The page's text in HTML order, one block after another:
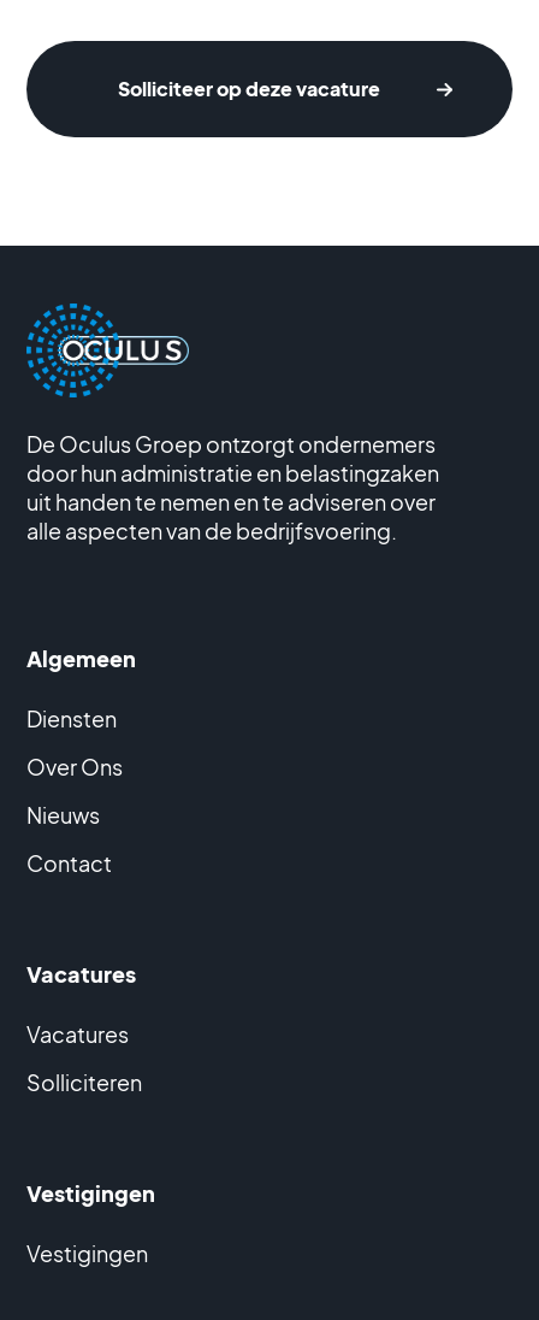
Solliciteer op deze vacature
De Oculus Groep ontzorgt ondernemers
door hun administratie en belastingzaken
uit handen te nemen en te adviseren over
alle aspecten van de bedrijfsvoering.
Algemeen
Diensten
Over Ons
Nieuws
Contact
Vacatures
Vacatures
Solliciteren
Vestigingen
Vestigingen